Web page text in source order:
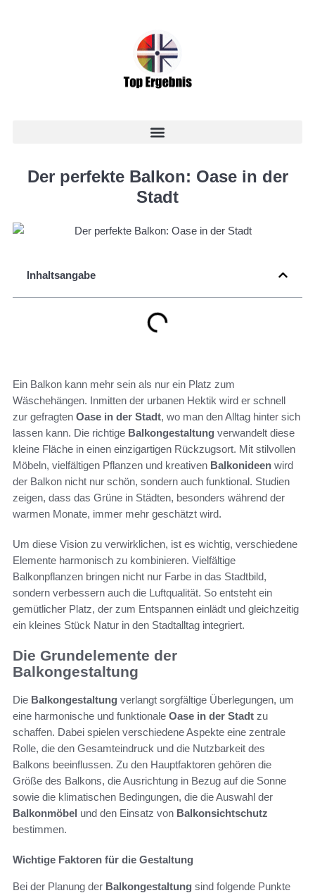
Der perfekte Balkon: Oase in der
Stadt
Inhaltsangabe
Ein Balkon kann mehr sein als nur ein Platz zum
Wäschehängen. Inmitten der urbanen Hektik wird er schnell
zur gefragten Oase in der Stadt, wo man den Alltag hinter sich
lassen kann. Die richtige Balkongestaltung verwandelt diese
kleine Fläche in einen einzigartigen Rückzugsort. Mit stilvollen
Möbeln, vielfältigen Pflanzen und kreativen Balkonideen wird
der Balkon nicht nur schön, sondern auch funktional. Studien
zeigen, dass das Grüne in Städten, besonders während der
warmen Monate, immer mehr geschätzt wird.
Um diese Vision zu verwirklichen, ist es wichtig, verschiedene
Elemente harmonisch zu kombinieren. Vielfältige
Balkonpflanzen bringen nicht nur Farbe in das Stadtbild,
sondern verbessern auch die Luftqualität. So entsteht ein
gemütlicher Platz, der zum Entspannen einlädt und gleichzeitig
ein kleines Stück Natur in den Stadtalltag integriert.
Die Grundelemente der
Balkongestaltung
Die Balkongestaltung verlangt sorgfältige Überlegungen, um
eine harmonische und funktionale Oase in der Stadt zu
schaffen. Dabei spielen verschiedene Aspekte eine zentrale
Rolle, die den Gesamteindruck und die Nutzbarkeit des
Balkons beeinflussen. Zu den Hauptfaktoren gehören die
Größe des Balkons, die Ausrichtung in Bezug auf die Sonne
sowie die klimatischen Bedingungen, die die Auswahl der
Balkonmöbel und den Einsatz von Balkonsichtschutz
bestimmen.
Wichtige Faktoren für die Gestaltung
Bei der Planung der Balkongestaltung sind folgende Punkte